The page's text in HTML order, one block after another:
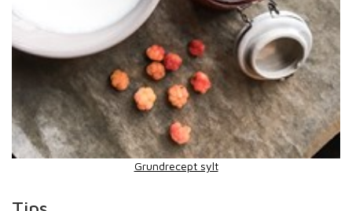
Grundrecept sylt